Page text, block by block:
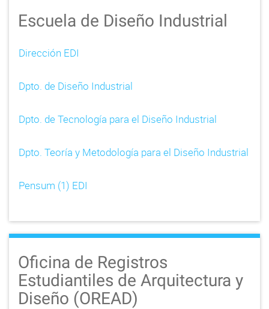
Escuela de Diseño Industrial
Dirección EDI
Dpto. de Diseño Industrial
Dpto. de Tecnología para el Diseño Industrial
Dpto. Teoría y Metodología para el Diseño Industrial
Pensum (1) EDI
Oficina de Registros
Estudiantiles de Arquitectura y
Diseño (OREAD)